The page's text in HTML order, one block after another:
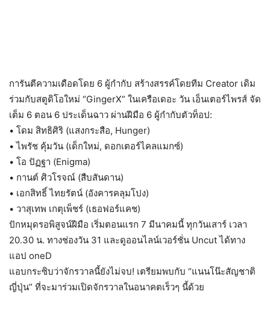
การันตีความเดือดโดย 6 ผู้กำกับ สร้างสรรค์โดยทีม Creator เดิม
ร่วมกับสตูดิโอใหม่ “GingerX” ในเครือเดอะ วัน เอ็นเตอร์ไพรส์ จัด
เต็ม 6 ตอน 6 ประเด็นฉาว ผ่านฝีมือ 6 ผู้กำกับตัวท็อป:
• โดม สิทธิศิริ (แสงกระสือ, Hunger)
• ไพรัช คุ้มวัน (เด็กใหม่, ดอกเตอร์ไคลแมกซ์)
• โอ ปัฏฐา (Enigma)
• กานต์ ศิวโรจณ์ (สืบสันดาน)
• เอกสิทธิ์ ไทยรัตน์ (อังคารคลุมโปง)
• วาสุเทพ เกตุเพ็ชร์ (เธอฟอร์แคช)
ปักหมุดรอพิสูจน์ฝีมือ เริ่มตอนแรก 7 มีนาคมนี้ ทุกวันเสาร์ เวลา
20.30 น. ทางช่องวัน 31 และดูออนไลน์เวอร์ชั่น Uncut ได้ทาง
แอป oneD
แอบกระซิบว่าจักรวาลนี้ยังไม่จบ! เตรียมพบกับ “แนนโน๊ะสัญชาติ
ญี่ปุ่น” ที่จะมาร่วมเปิดจักรวาลในอนาคตเร็วๆ นี้ด้วย